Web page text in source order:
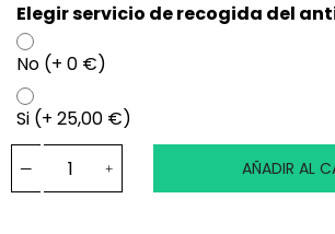
Elegir servicio de recogida del
No (+ 0 €)
Si (+ 25,00 €)
AÑADIR AL